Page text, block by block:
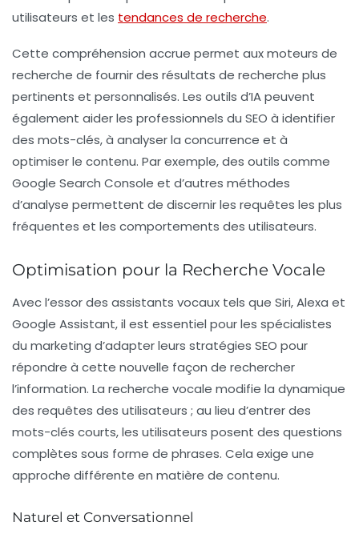
utilisateurs et les tendances de recherche.
Cette compréhension accrue permet aux moteurs de
recherche de fournir des résultats de recherche plus
pertinents et personnalisés. Les outils d’IA peuvent
également aider les professionnels du SEO à identifier
des mots-clés, à analyser la concurrence et à
optimiser le contenu. Par exemple, des outils comme
Google Search Console et d’autres méthodes
d’analyse permettent de discernir les requêtes les plus
fréquentes et les comportements des utilisateurs.
Optimisation pour la Recherche Vocale
Avec l’essor des assistants vocaux tels que Siri,Alexa et
Google Assistant, il est essentiel pour les spécialistes
du marketing d’adapter leurs stratégies SEO pour
répondre à cette nouvelle façon de rechercher
l’information. La recherche vocale modifie la dynamique
des requêtes des utilisateurs ; au lieu d’entrer des
mots-clés courts, les utilisateurs posent des questions
complètes sous forme de phrases. Cela exige une
approche différente en matière de contenu.
Naturel et Conversationnel